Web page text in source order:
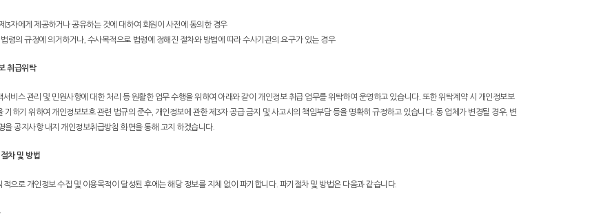
3자에게 제공하거나 공유하는 것에 대하여 회원이 사전에 동의한 경우
령의 규정에 의거하거나, 수사목적으로 법령에 정해진 절차와 방법에 따라 수사기관의 요구가 있는 경우
취급위탁
서비스 관리 및 민원사항에 대한 처리 등 원활한 업무 수행을 위하여 아래와 같이 개인정보 취급 업무를 위탁하여 운영하고 있습니다. 또한 위탁계약 시 개인정보보
기하기 위하여 개인정보보호 관련 법규의 준수, 개인정보에 관한 제3자 공급 금지 및 사고시의 책임부담 등을 명확히 규정하고 있습니다. 동 업체가 변경될 경우, 변
을 공지사항 내지 개인정보취급방침 화면을 통해 고지 하겠습니다.
차 및 방법
적으로 개인정보 수집 및 이용목적이 달성된 후에는 해당 정보를 지체 없이 파기합니다. 파기절차 및 방법은 다음과 같습니다.